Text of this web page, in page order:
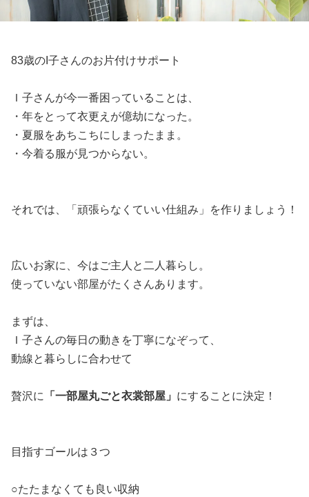
83歳のI子さんのお片付けサポート
Ｉ子さんが今一番困っていることは、
・年をとって衣更えが億劫になった。
・夏服をあちこちにしまったまま。
・今着る服が見つからない。
それでは、「頑張らなくていい仕組み」を作りましょう！
広いお家に、今はご主人と二人暮らし。
使っていない部屋がたくさんあります。
まずは、
Ｉ子さんの毎日の動きを丁寧になぞって、
動線と暮らしに合わせて
贅沢に 「一部屋丸ごと衣裳部屋」 にすることに決定！
目指すゴールは３つ
○たたまなくても良い収納